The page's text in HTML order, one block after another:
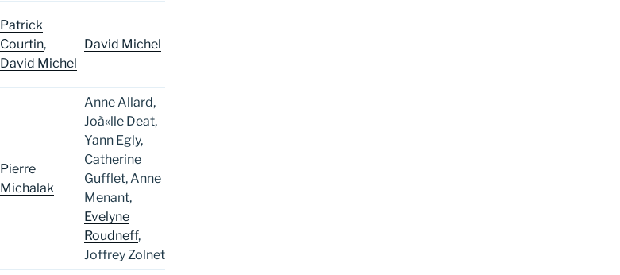
Patrick
Courtin,
David Michel
David Michel
Pierre
Michalak
Anne Allard,
Joà«lle Deat,
Yann Egly,
Catherine
Gufflet, Anne
Menant,
Evelyne
Roudneff,
Joffrey Zolnet